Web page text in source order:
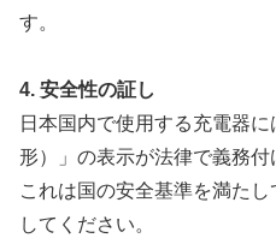
す。
4. 安全性の証し
日本国内で使用する充電器
形）」の表示が法律で義務付
これは国の安全基準を満た
してください。